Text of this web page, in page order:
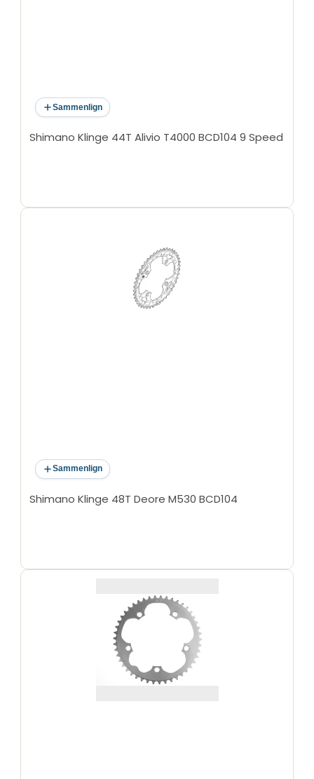
Sammenlign
Shimano Klinge 44T Alivio T4000 BCD104 9 Speed
Sammenlign
Shimano Klinge 48T Deore M530 BCD104